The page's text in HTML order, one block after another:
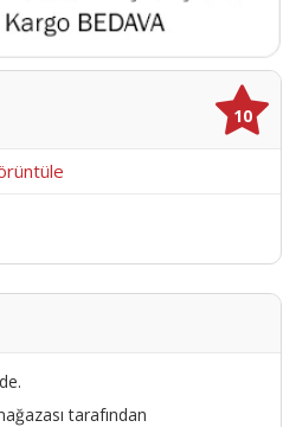
günlük eşofman takımıyla kız
giydirin. ; Şimdi sipariş verin ve
keyifli bir maceraya dönüştürün.;
10
tarafından